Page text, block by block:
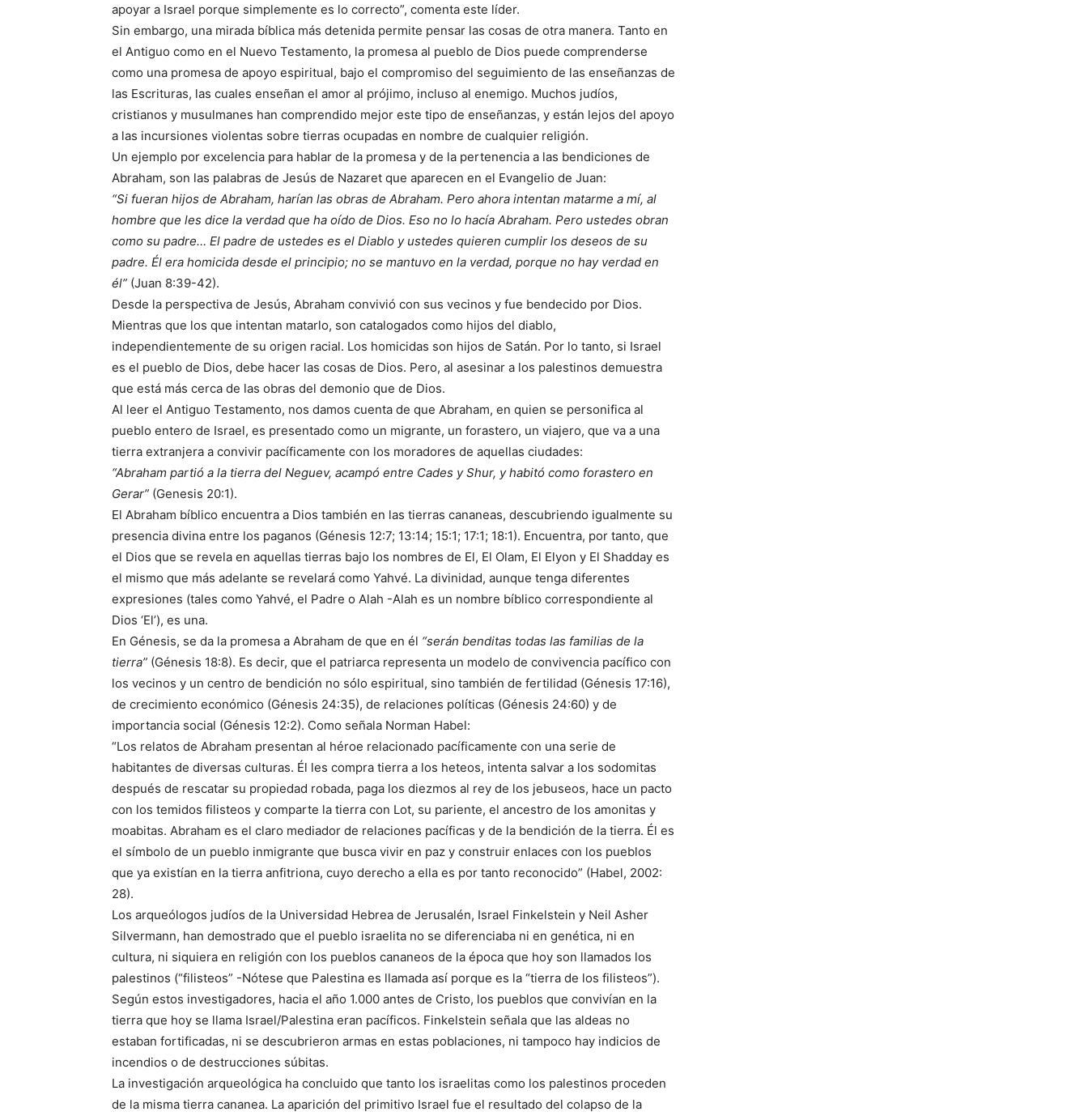
apoyar a Israel porque simplemente es lo correcto”, comenta este líder.
Sin embargo, una mirada bíblica más detenida permite pensar las cosas de otra manera. Tanto en
el Antiguo como en el Nuevo Testamento, la promesa al pueblo de Dios puede comprenderse
como una promesa de apoyo espiritual, bajo el compromiso del seguimiento de las enseñanzas de
las Escrituras, las cuales enseñan el amor al prójimo, incluso al enemigo. Muchos judíos,
cristianos y musulmanes han comprendido mejor este tipo de enseñanzas, y están lejos del apoyo
a las incursiones violentas sobre tierras ocupadas en nombre de cualquier religión.
Un ejemplo por excelencia para hablar de la promesa y de la pertenencia a las bendiciones de
Abraham, son las palabras de Jesús de Nazaret que aparecen en el Evangelio de Juan:
“Si fueran hijos de Abraham, harían las obras de Abraham. Pero ahora intentan matarme a mí, al
hombre que les dice la verdad que ha oído de Dios. Eso no lo hacía Abraham. Pero ustedes obran
como su padre… El padre de ustedes es el Diablo y ustedes quieren cumplir los deseos de su
padre. Él era homicida desde el principio; no se mantuvo en la verdad, porque no hay verdad en
él” (Juan 8:39-42).
Desde la perspectiva de Jesús, Abraham convivió con sus vecinos y fue bendecido por Dios.
Mientras que los que intentan matarlo, son catalogados como hijos del diablo,
independientemente de su origen racial. Los homicidas son hijos de Satán. Por lo tanto, si Israel
es el pueblo de Dios, debe hacer las cosas de Dios. Pero, al asesinar a los palestinos demuestra
que está más cerca de las obras del demonio que de Dios.
Al leer el Antiguo Testamento, nos damos cuenta de que Abraham, en quien se personifica al
pueblo entero de Israel, es presentado como un migrante, un forastero, un viajero, que va a una
tierra extranjera a convivir pacíficamente con los moradores de aquellas ciudades:
“Abraham partió a la tierra del Neguev, acampó entre Cades y Shur, y habitó como forastero en
Gerar” (Genesis 20:1).
El Abraham bíblico encuentra a Dios también en las tierras cananeas, descubriendo igualmente su
presencia divina entre los paganos (Génesis 12:7; 13:14; 15:1; 17:1; 18:1). Encuentra, por tanto, que
el Dios que se revela en aquellas tierras bajo los nombres de El, El Olam, El Elyon y El Shadday es
el mismo que más adelante se revelará como Yahvé. La divinidad, aunque tenga diferentes
expresiones (tales como Yahvé, el Padre o Alah -Alah es un nombre bíblico correspondiente al
Dios ‘El’), es una.
En Génesis, se da la promesa a Abraham de que en él “serán benditas todas las familias de la
tierra” (Génesis 18:8). Es decir, que el patriarca representa un modelo de convivencia pacífico con
los vecinos y un centro de bendición no sólo espiritual, sino también de fertilidad (Génesis 17:16),
de crecimiento económico (Génesis 24:35), de relaciones políticas (Génesis 24:60) y de
importancia social (Génesis 12:2). Como señala Norman Habel:
“Los relatos de Abraham presentan al héroe relacionado pacíficamente con una serie de
habitantes de diversas culturas. Él les compra tierra a los heteos, intenta salvar a los sodomitas
después de rescatar su propiedad robada, paga los diezmos al rey de los jebuseos, hace un pacto
con los temidos filisteos y comparte la tierra con Lot, su pariente, el ancestro de los amonitas y
moabitas. Abraham es el claro mediador de relaciones pacíficas y de la bendición de la tierra. Él es
el símbolo de un pueblo inmigrante que busca vivir en paz y construir enlaces con los pueblos
que ya existían en la tierra anfitriona, cuyo derecho a ella es por tanto reconocido” (Habel, 2002:
28).
Los arqueólogos judíos de la Universidad Hebrea de Jerusalén, Israel Finkelstein y Neil Asher
Silvermann, han demostrado que el pueblo israelita no se diferenciaba ni en genética, ni en
cultura, ni siquiera en religión con los pueblos cananeos de la época que hoy son llamados los
palestinos (“filisteos” -Nótese que Palestina es llamada así porque es la “tierra de los filisteos”).
Según estos investigadores, hacia el año 1.000 antes de Cristo, los pueblos que convivían en la
tierra que hoy se llama Israel/Palestina eran pacíficos. Finkelstein señala que las aldeas no
estaban fortificadas, ni se descubrieron armas en estas poblaciones, ni tampoco hay indicios de
incendios o de destrucciones súbitas.
La investigación arqueológica ha concluido que tanto los israelitas como los palestinos proceden
de la misma tierra cananea. La aparición del primitivo Israel fue el resultado del colapso de la